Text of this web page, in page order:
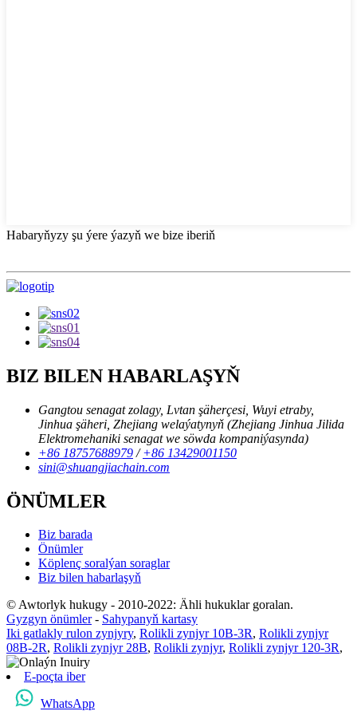
Habaryňyzy şu ýere ýazyň we bize iberiň
BIZ BILEN HABARLAŞYŇ
Gangtou senagat zolagy, Lvtan şäherçesi, Wuyi etraby,
Jinhua şäheri, Zhejiang welaýatynyň (Zhejiang Jinhua Jilida
Elektromehaniki senagat we söwda kompaniýasynda)
+86 18757688979 /+86 13429001150
sini@shuangjiachain.com
ÖNÜMLER
Biz barada
Önümler
Köplenç soralýan soraglar
Biz bilen habarlaşyň
© Awtorlyk hukugy - 2010-2022: Ähli hukuklar goralan.
Gyzgyn önümler- Sahypanyň kartasy
Iki gatlakly rulon zynjyry, Rolikli zynjyr 10B-3R, Rolikli zynjyr
08B-2R, Rolikli zynjyr 28B, Rolikli zynjyr, Rolikli zynjyr 120-3R,
E-poçta iber
WhatsApp